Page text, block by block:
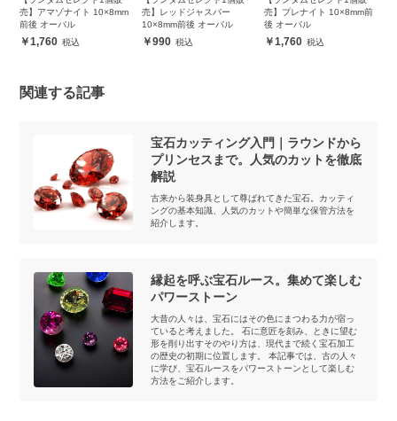
売】アマゾナイト 10×8mm
前後 オーバル
1,760
売】レッドジャスパー
10×8mm前後 オーバル
990
売】プレナイト 10×8mm前
後 オーバル
1,760
関連する記事
宝石カッティング入門｜ラウンドから
プリンセスまで。人気のカットを徹底
解説
古来から装身具として尊ばれてきた宝石。カッティ
ングの基本知識、人気のカットや簡単な保管方法を
紹介します。
縁起を呼ぶ宝石ルース。集めて楽しむ
パワーストーン
大昔の人々は、宝石にはその色にまつわる力が宿っ
ていると考えました。 石に意匠を刻み、ときに望む
形を削り出すそのやり方は、現代まで続く宝石加工
の歴史の初期に位置します。 本記事では、古の人々
に学び、宝石ルースをパワーストーンとして楽しむ
方法をご紹介します。